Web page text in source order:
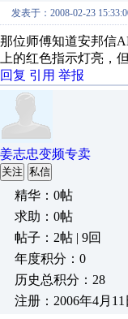
发表于：2008-02-23
那位师傅知道安邦信
上的红色指示灯亮，
回复 引用 举报
姜志忠变频专卖
关注 私信
精华：0帖
求助：0帖
帖子：2帖 | 9回
年度积分：0
历史总积分：28
注册：2006年4月11